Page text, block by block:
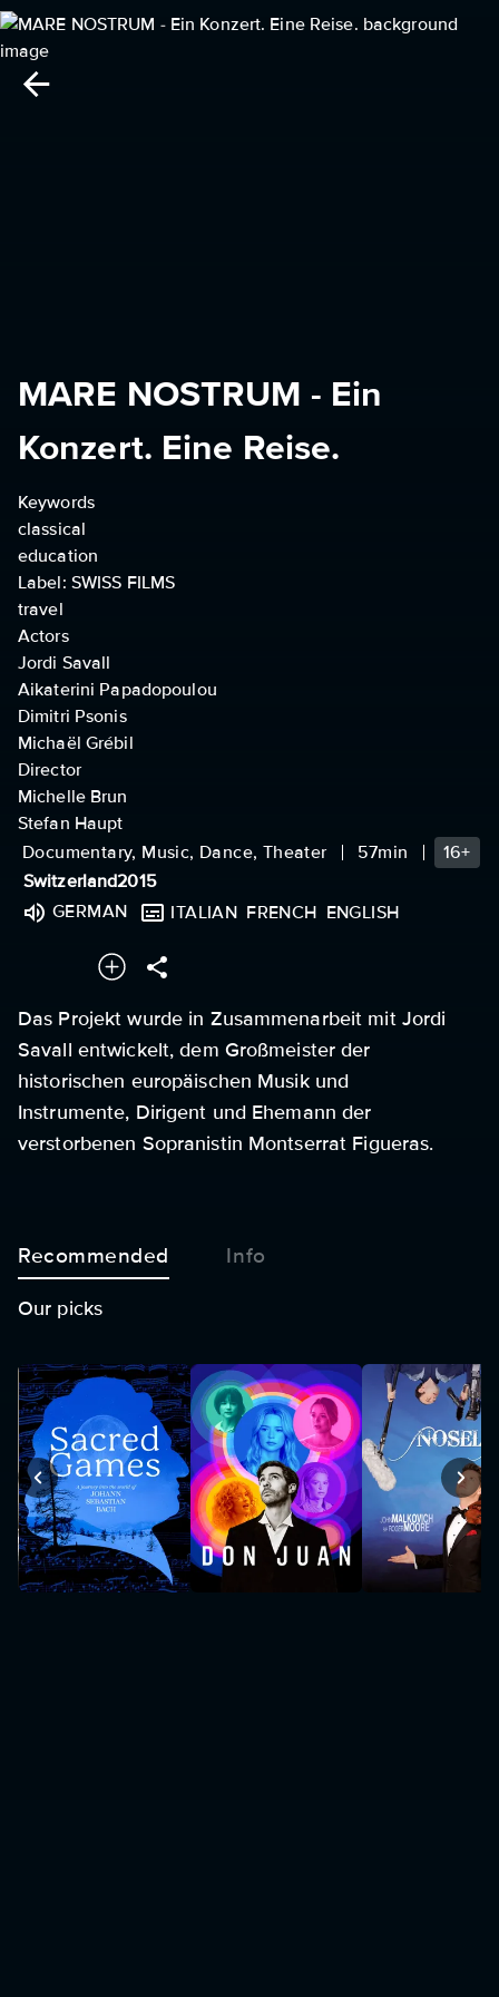
MARE NOSTRUM - Ein
Konzert. Eine Reise.
Keywords
classical
education
Label: SWISS FILMS
travel
Actors
Jordi Savall
Aikaterini Papadopoulou
Dimitri Psonis
Michaël Grébil
Director
Michelle Brun
Stefan Haupt
Documentary, Music, Dance, Theater
57min
16+
Switzerland2015
GERMAN
ITALIAN FRENCH ENGLISH
Das Projekt wurde in Zusammenarbeit mit Jordi
Savall entwickelt, dem Großmeister der
historischen europäischen Musik und
Instrumente, Dirigent und Ehemann der
verstorbenen Sopranistin Montserrat Figueras.
Recommended Info
Our picks